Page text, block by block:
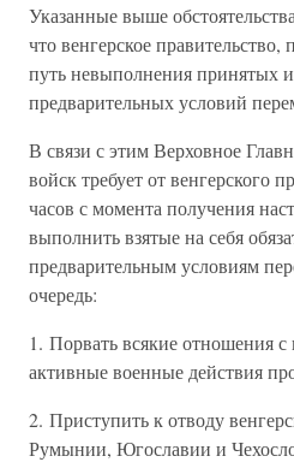
Указанные выше
что венгерское
путь невыполнения принятых
предварительных условий
В связи с этим Верховное
войск требует от венгерского
часов с момента получения
выполнить взятые на себя
предварительным условиям
очередь:
1. Порвать всякие отношения
активные военные действия
2. Приступить к отводу
Румынии, Югославии и